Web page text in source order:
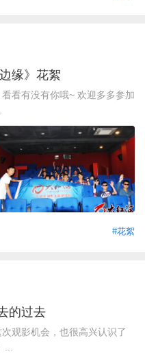
缘》花絮
看有没有你哦~ 欢迎多多参加
#花絮
的过去
观影机会，也很高兴认识了